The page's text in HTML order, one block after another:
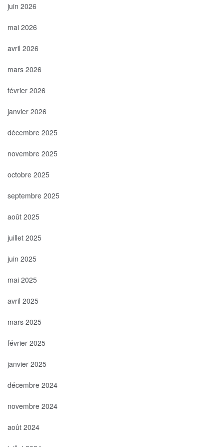
juin 2026
mai 2026
avril 2026
mars 2026
février 2026
janvier 2026
décembre 2025
novembre 2025
octobre 2025
septembre 2025
août 2025
juillet 2025
juin 2025
mai 2025
avril 2025
mars 2025
février 2025
janvier 2025
décembre 2024
novembre 2024
août 2024